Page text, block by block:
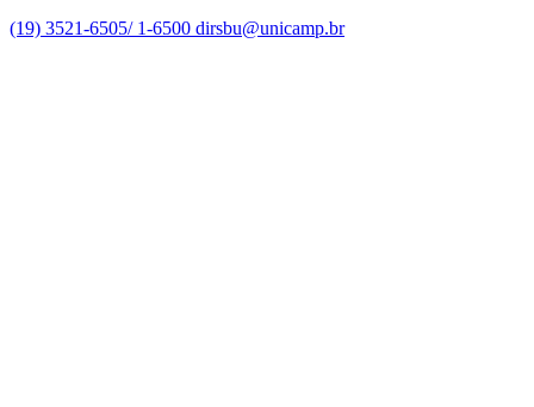
(19) 3521-6505/ 1-6500 dirsbu@unicamp.br